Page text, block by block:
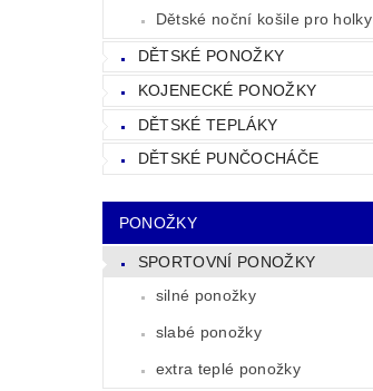
Dětské noční košile pro holky
DĚTSKÉ PONOŽKY
KOJENECKÉ PONOŽKY
DĚTSKÉ TEPLÁKY
DĚTSKÉ PUNČOCHÁČE
PONOŽKY
SPORTOVNÍ PONOŽKY
silné ponožky
slabé ponožky
extra teplé ponožky